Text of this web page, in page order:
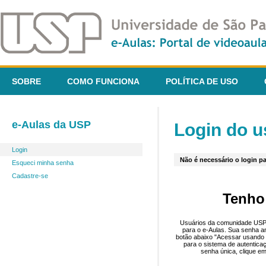
SOBRE COMO FUNCIONA POLÍTICA DE USO
e-Aulas da USP
Login
Esqueci minha senha
Cadastre-se
Login do
Não é necessário o login
Usuários da comunidade
para o e-Aulas. Sua senha
botão abaixo "Acessar
para o sistema de
senha única, clique